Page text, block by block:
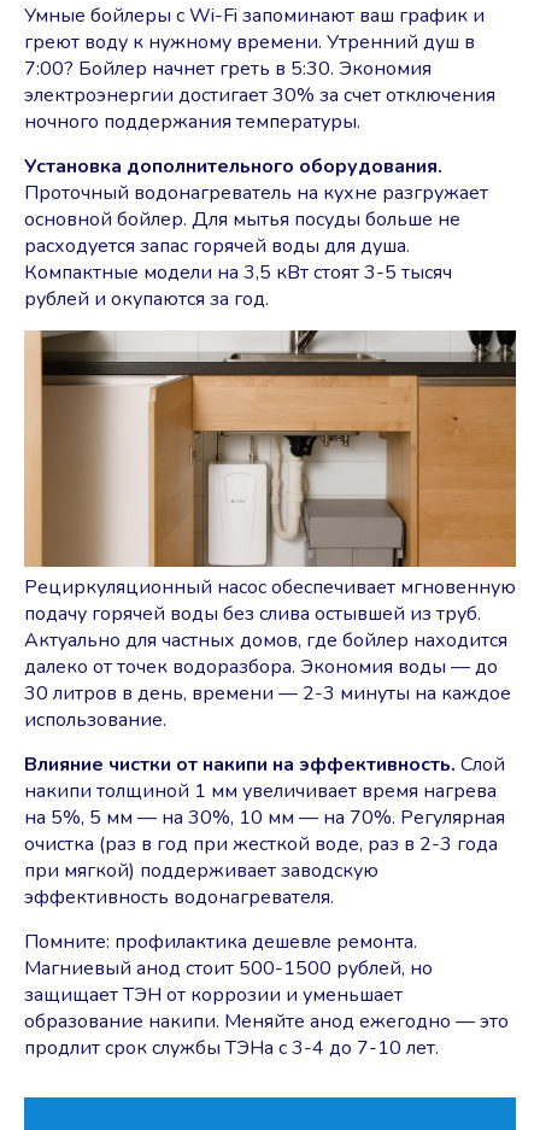
Умные бойлеры с Wi-Fi запоминают ваш график и
греют воду к нужному времени. Утренний душ в
7:00? Бойлер начнет греть в 5:30. Экономия
электроэнергии достигает 30% за счет отключения
ночного поддержания температуры.
Установка дополнительного оборудования.
Проточный водонагреватель на кухне разгружает
основной бойлер. Для мытья посуды больше не
расходуется запас горячей воды для душа.
Компактные модели на 3,5 кВт стоят 3-5 тысяч
рублей и окупаются за год.
Рециркуляционный насос обеспечивает мгновенную
подачу горячей воды без слива остывшей из труб.
Актуально для частных домов, где бойлер находится
далеко от точек водоразбора. Экономия воды — до
30 литров в день, времени — 2-3 минуты на каждое
использование.
Влияние чистки от накипи на эффективность. Слой
накипи толщиной 1 мм увеличивает время нагрева
на 5%, 5 мм — на 30%, 10 мм — на 70%. Регулярная
очистка (раз в год при жесткой воде, раз в 2-3 года
при мягкой) поддерживает заводскую
эффективность водонагревателя.
Помните: профилактика дешевле ремонта.
Магниевый анод стоит 500-1500 рублей, но
защищает ТЭН от коррозии и уменьшает
образование накипи. Меняйте анод ежегодно — это
продлит срок службы ТЭНа с 3-4 до 7-10 лет.